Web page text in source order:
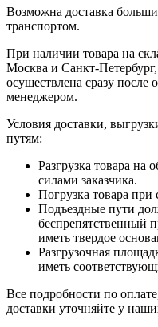
Возможна доставка
транспортом.
При наличии товара на
Москва и Санкт-
осуществлена сразу
менеджером.
Условия доставки,
путям:
Разгрузка товара на
силами заказчика.
Погрузка товара при
Подъездные пути
беспрепятственный
иметь твердое
Разгрузочная
иметь
Все подробности по
доставки уточняйте у